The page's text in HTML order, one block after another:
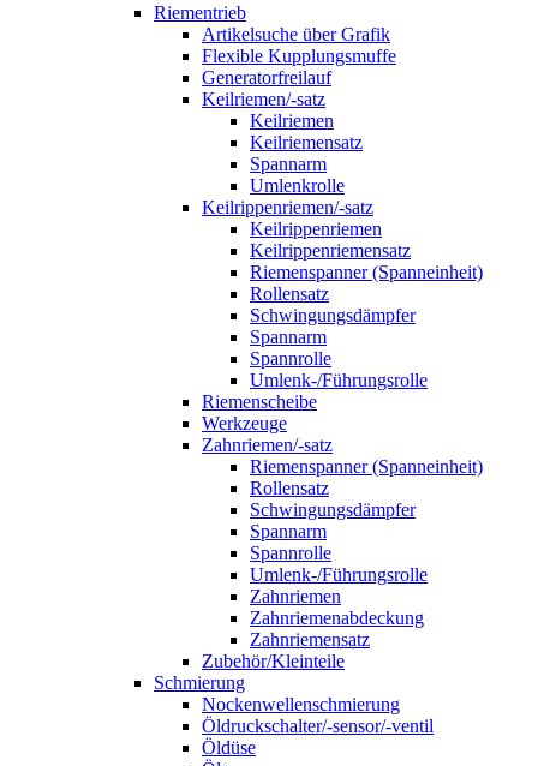
Riementrieb
Artikelsuche über Grafik
Flexible Kupplungsmuffe
Generatorfreilauf
Keilriemen/-satz
Keilriemen
Keilriemensatz
Spannarm
Umlenkrolle
Keilrippenriemen/-satz
Keilrippenriemen
Keilrippenriemensatz
Riemenspanner (Spanneinheit)
Rollensatz
Schwingungsdämpfer
Spannarm
Spannrolle
Umlenk-/Führungsrolle
Riemenscheibe
Werkzeuge
Zahnriemen/-satz
Riemenspanner (Spanneinheit)
Rollensatz
Schwingungsdämpfer
Spannarm
Spannrolle
Umlenk-/Führungsrolle
Zahnriemen
Zahnriemenabdeckung
Zahnriemensatz
Zubehör/Kleinteile
Schmierung
Nockenwellenschmierung
Öldruckschalter/-sensor/-ventil
Öldüse